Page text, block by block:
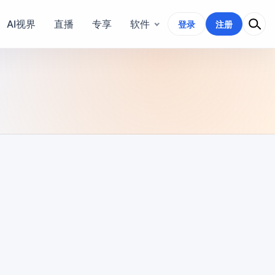
AI视界 直播 专享 软件 登录 注册